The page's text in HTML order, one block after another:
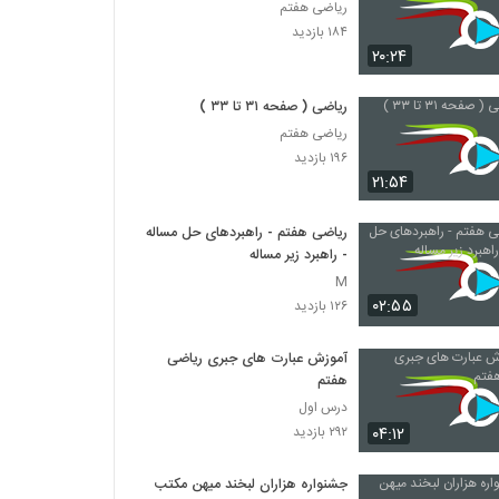
۲۰:۲۴
ریاضی هفتم
۱۸۴ بازدید
۲۱:۵۴
ریاضی ( صفحه ۳۱ تا ۳۳ )
ریاضی هفتم
۱۹۶ بازدید
۰۲:۵۵
ریاضی هفتم - راهبردهای حل مساله
- راهبرد زیر مساله
M
۱۲۶ بازدید
۰۴:۱۲
آموزش عبارت های جبری ریاضی
هفتم
درس اول
۲۹۲ بازدید
جشنواره هزاران لبخند میهن مکتب